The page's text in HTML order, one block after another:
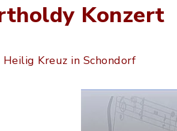
Konzert
Heilig Kreuz in Schondorf